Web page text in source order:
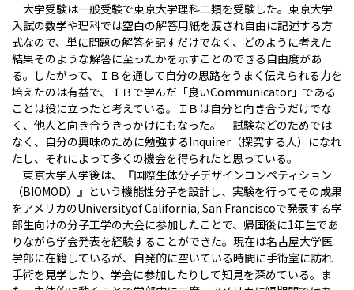
大学受験は一般受験で東京大学理科二類を受験した。東京大学
入試の数学や理科では空白の解答用紙を渡され自由に記述する方
式なので、単に問題の解答を記すだけでなく、どのように考えた
結果そのような解答に至ったかを示すことのできる自由度があ
る。したがって、ＩＢを通して自分の思路をうまく伝えられる力を
培えたのは有益で、ＩＢで学んだ「良いCommunicator」である
ことは役に立ったと考えている。ＩＢは自分と向き合うだけでな
く、他人と向き合うきっかけにもなった。 試験などのためでは
なく、自分の興味のために勉強するInquirer（探究する人）になれ
たし、それによって多くの機会を得られたと思っている。
東京大学入学後は、『国際生体分子デザインコンペティション
（BIOMOD）』という機能性分子を設計し、実験を行ってその成果
をアメリカのUniversityof California, San Franciscoで発表する学
部生向けの分子工学の大会に参加したことで、帰国後に1年生であ
りながら学会発表を経験することができた。現在は名古屋大学医
学部に在籍しているが、自発的に空いている時間に手術室に訪れ
手術を見学したり、学会に参加したりして知見を深めている。ま